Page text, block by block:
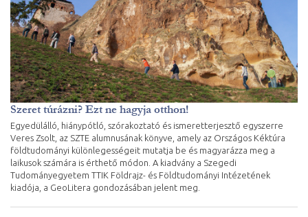
Szeret túrázni? Ezt ne hagyja otthon!
Egyedülálló, hiánypótló, szórakoztató és ismeretterjesztő egyszerre
Veres Zsolt, az SZTE alumnusának könyve, amely az Országos Kéktúra
földtudományi különlegességeit mutatja be és magyarázza meg a
laikusok számára is érthető módon. A kiadvány a Szegedi
Tudományegyetem TTIK Földrajz- és Földtudományi Intézetének
kiadója, a GeoLitera gondozásában jelent meg.